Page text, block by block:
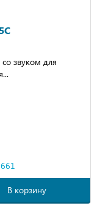
звуком для
В корзину